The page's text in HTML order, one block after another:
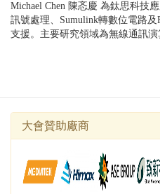
Michael Chen 陳忞慶 為鈦思科技
訊號處理、 Sumulink轉數位電路及
支援。主要研究領域為無線通訊
大會贊助廠商